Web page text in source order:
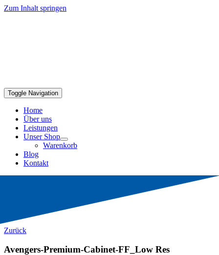
Zum Inhalt springen
Toggle Navigation
Home
Über uns
Leistungen
Unser Shop
Warenkorb
Blog
Kontakt
Zurück
Avengers-Premium-Cabinet-FF_Low Res